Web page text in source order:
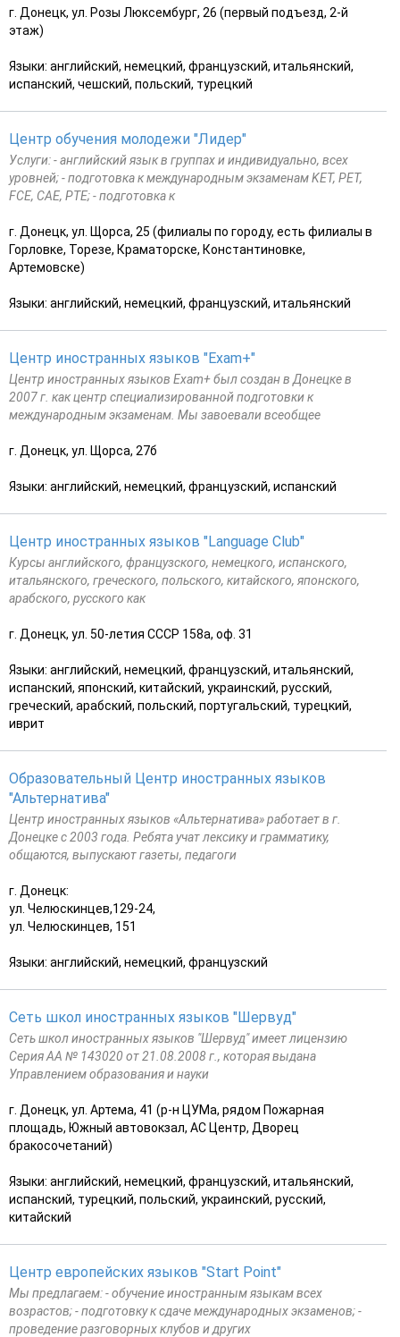
г. Донецк, ул. Розы Люксембург, 26 (первый подъезд, 2-й
этаж)
Языки: английский, немецкий, французский, итальянский,
испанский, чешский, польский, турецкий
Центр обучения молодежи "Лидер"
Услуги: - английский язык в группах и индивидуально, всех
уровней; - подготовка к международным экзаменам KET, PET,
FCE, CAE, PTE; - подготовка к
г. Донецк, ул. Щорса, 25 (филиалы по городу, есть филиалы в
Горловке, Торезе, Краматорске, Константиновке,
Артемовске)
Языки: английский, немецкий, французский, итальянский
Центр иностранных языков "Еxam+"
Центр иностранных языков Exam+ был создан в Донецке в
2007 г. как центр специализированной подготовки к
международным экзаменам. Мы завоевали всеобщее
г. Донецк, ул. Щорса, 27б
Языки: английский, немецкий, французский, испанский
Центр иностранных языков "Language Club"
Курсы английского, французского, немецкого, испанского,
итальянского, греческого, польского, китайского, японского,
арабского, русского как
г. Донецк, ул. 50-летия СССР 158а, оф. 31
Языки: английский, немецкий, французский, итальянский,
испанский, японский, китайский, украинский, русский,
греческий, арабский, польский, португальский, турецкий,
иврит
Образовательный Центр иностранных языков
"Альтернатива"
Центр иностранных языков «Альтернатива» работает в г.
Донецке с 2003 года. Ребята учат лексику и грамматику,
общаются, выпускают газеты, педагоги
г. Донецк:
ул. Челюскинцев,129-24,
ул. Челюскинцев, 151
Языки: английский, немецкий, французский
Сеть школ иностранных языков "Шервуд"
Сеть школ иностранных языков "Шервуд" имеет лицензию
Серия АА № 143020 от 21.08.2008 г., которая выдана
Управлением образования и науки
г. Донецк, ул. Артема, 41 (р-н ЦУМа, рядом Пожарная
площадь, Южный автовокзал, АС Центр, Дворец
бракосочетаний)
Языки: английский, немецкий, французский, итальянский,
испанский, турецкий, польский, украинский, русский,
китайский
Центр европейских языков "Start Point"
Мы предлагаем: - обучение иностранным языкам всех
возрастов; - подготовку к сдаче международных экзаменов; -
проведение разговорных клубов и других